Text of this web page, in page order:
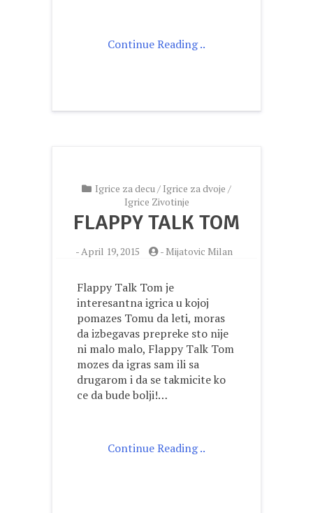
Continue Reading ..
Igrice za decu/ Igrice za dvoje /
Igrice Zivotinje
FLAPPY TALK TOM
-April 19, 2015 - Mijatovic Milan
Flappy Talk Tom je
interesantna igrica u kojoj
pomazes Tomu da leti, moras
da izbegavas prepreke sto nije
ni malo malo, Flappy Talk Tom
mozes da igras sam ili sa
drugarom i da se takmicite ko
ce da bude bolji!…
Continue Reading ..